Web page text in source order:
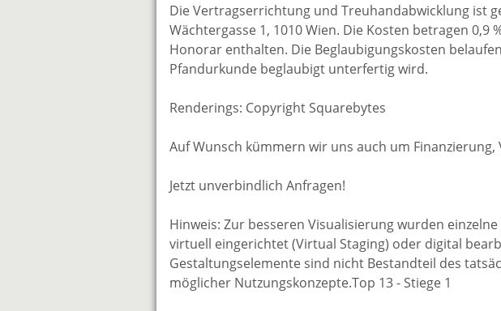
Die Vertragserrichtung und Treuhandabwicklung ist
Wächtergasse 1, 1010 Wien. Die Kosten betragen 0,9
Honorar enthalten. Die Beglaubigungskosten
Pfandurkunde beglaubigt unterfertig wird.
Renderings: Copyright Squarebytes
Auf Wunsch kümmern wir uns auch um
Jetzt unverbindlich Anfragen!
Hinweis: Zur besseren Visualisierung wurden
virtuell eingerichtet (Virtual Staging) oder digital
Gestaltungselemente sind nicht Bestandteil des
möglicher Nutzungskonzepte.Top 13 - Stiege 1